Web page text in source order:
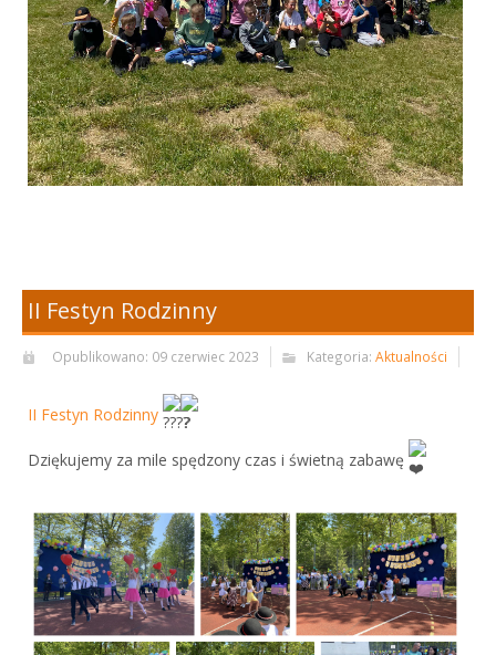
II Festyn Rodzinny
Opublikowano: 09 czerwiec 2023 Kategoria: Aktualności
II Festyn Rodzinny
Dziękujemy za mile spędzony czas i świetną zabawę